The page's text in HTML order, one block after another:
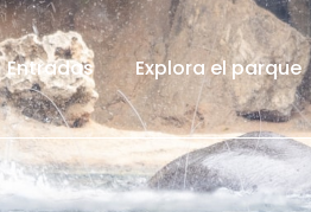
Entradas Explora el parque